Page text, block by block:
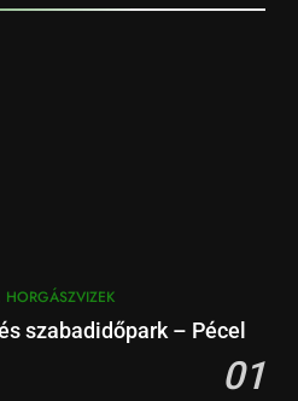
HORGÁSZVIZEK
szabadidőpark – Pécel
01